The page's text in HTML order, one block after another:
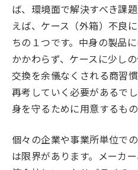
ば、環境面で解決すべき課
えば、ケース（外箱）不良
ちの１つです。中身の製品
かかわらず、ケースに少し
交換を余儀なくされる商習
再考していく必要があるで
身を守るために用意するもの
個々の企業や事業所単位で
は限界があります。メーカ